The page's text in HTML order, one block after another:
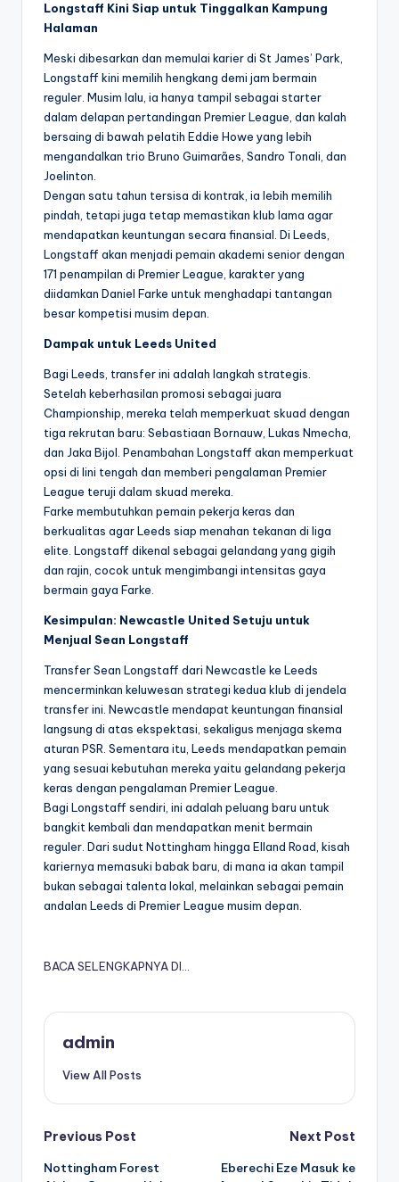
Longstaff Kini Siap untuk Tinggalkan Kampung
Halaman
Meski dibesarkan dan memulai karier di St James’ Park,
Longstaff kini memilih hengkang demi jam bermain
reguler. Musim lalu, ia hanya tampil sebagai starter
dalam delapan pertandingan Premier League, dan kalah
bersaing di bawah pelatih Eddie Howe yang lebih
mengandalkan trio Bruno Guimarães, Sandro Tonali, dan
Joelinton.
Dengan satu tahun tersisa di kontrak, ia lebih memilih
pindah, tetapi juga tetap memastikan klub lama agar
mendapatkan keuntungan secara finansial. Di Leeds,
Longstaff akan menjadi pemain akademi senior dengan
171 penampilan di Premier League, karakter yang
diidamkan Daniel Farke untuk menghadapi tantangan
besar kompetisi musim depan.
Dampak untuk Leeds United
Bagi Leeds, transfer ini adalah langkah strategis.
Setelah keberhasilan promosi sebagai juara
Championship, mereka telah memperkuat skuad dengan
tiga rekrutan baru: Sebastiaan Bornauw, Lukas Nmecha,
dan Jaka Bijol. Penambahan Longstaff akan memperkuat
opsi di lini tengah dan memberi pengalaman Premier
League teruji dalam skuad mereka.
Farke membutuhkan pemain pekerja keras dan
berkualitas agar Leeds siap menahan tekanan di liga
elite. Longstaff dikenal sebagai gelandang yang gigih
dan rajin, cocok untuk mengimbangi intensitas gaya
bermain gaya Farke.
Kesimpulan: Newcastle United Setuju untuk
Menjual Sean Longstaff
Transfer Sean Longstaff dari Newcastle ke Leeds
mencerminkan keluwesan strategi kedua klub di jendela
transfer ini. Newcastle mendapat keuntungan finansial
langsung di atas ekspektasi, sekaligus menjaga skema
aturan PSR. Sementara itu, Leeds mendapatkan pemain
yang sesuai kebutuhan mereka yaitu gelandang pekerja
keras dengan pengalaman Premier League.
Bagi Longstaff sendiri, ini adalah peluang baru untuk
bangkit kembali dan mendapatkan menit bermain
reguler. Dari sudut Nottingham hingga Elland Road, kisah
kariernya memasuki babak baru, di mana ia akan tampil
bukan sebagai talenta lokal, melainkan sebagai pemain
andalan Leeds di Premier League musim depan.
BACA SELENGKAPNYA DI…
admin
View All Posts
Post
Previous Post
Nottingham Forest
Next Post
Eberechi Eze Masuk ke